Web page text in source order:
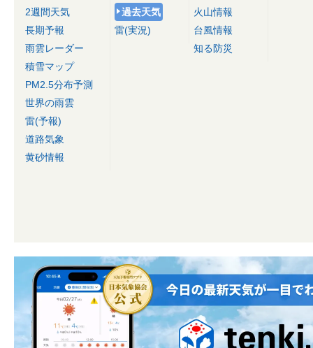
2週間天気
長期予報
雨雲レーダー
積雪マップ
PM2.5分布予測
世界の雨雲
雷(予報)
道路気象
黄砂情報
過去天気
雷(実況)
火山情報
台風情報
知る防災